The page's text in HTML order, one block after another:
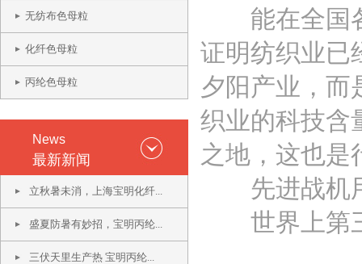
无纺布色母粒
化纤色母粒
丙纶色母粒
News
最新新闻
立秋暑未消，上海宝明化纤...
盛夏防暑有妙招，宝明丙纶...
三伏天里生产热 宝明丙纶...
能在全国各
证明纺织业已
夕阳产业，而
织业的科技含
之地，这也是
先进战机
世界上第三